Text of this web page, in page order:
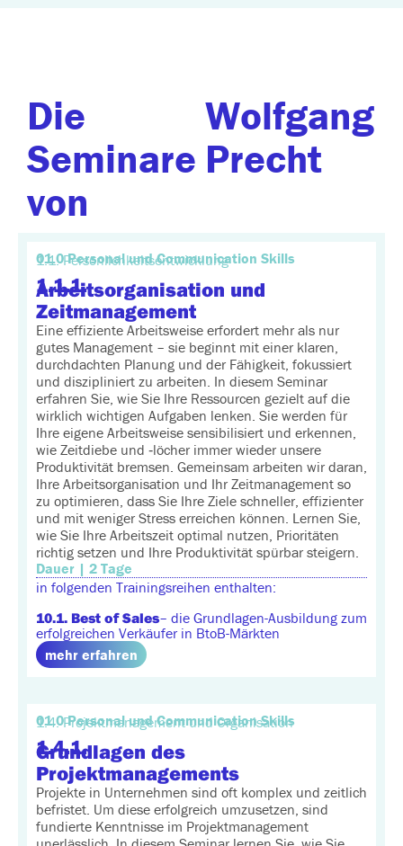
Die
Seminare
von
Wolfgang
Precht
01.0 Personal und Communication Skills
1.1. Persönlichkeitsentwicklung
1.1.1.
Arbeitsorganisation und
Zeitmanagement
Eine effiziente Arbeitsweise erfordert mehr als nur
gutes Management – sie beginnt mit einer klaren,
durchdachten Planung und der Fähigkeit, fokussiert
und diszipliniert zu arbeiten. In diesem Seminar
erfahren Sie, wie Sie Ihre Ressourcen gezielt auf die
wirklich wichtigen Aufgaben lenken. Sie werden für
Ihre eigene Arbeitsweise sensibilisiert und erkennen,
wie Zeitdiebe und ‑löcher immer wieder unsere
Produktivität bremsen. Gemeinsam arbeiten wir daran,
Ihre Arbeitsorganisation und Ihr Zeitmanagement so
zu optimieren, dass Sie Ihre Ziele schneller, effizienter
und mit weniger Stress erreichen können. Lernen Sie,
wie Sie Ihre Arbeitszeit optimal nutzen, Prioritäten
richtig setzen und Ihre Produktivität spürbar steigern.
Dauer | 2 Tage
in folgenden Trainingsreihen enthalten:
10.1. Best of Sales– die Grundlagen-Ausbildung zum
erfolgreichen Verkäufer in BtoB-Märkten
mehr erfahren
01.0 Personal und Communication Skills
1.4. Projektmanagement und Organisation
1.4.1.
Grundlagen des
Projektmanagements
Projekte in Unternehmen sind oft komplex und zeitlich
befristet. Um diese erfolgreich umzusetzen, sind
fundierte Kenntnisse im Projektmanagement